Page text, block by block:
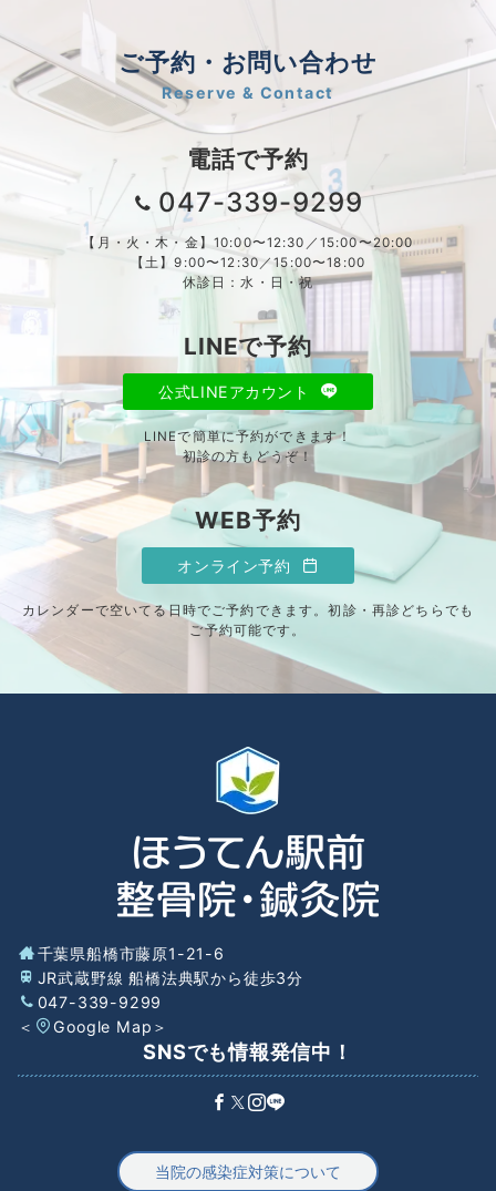
ご予約・お問い合わせ
Reserve & Contact
電話で予約
047-339-9299
【月・火・木・金】10:00〜12:30／15:00〜20:00
【土】9:00〜12:30／15:00〜18:00
休診日：水・日・祝
LINEで予約
公式LINEアカウント
LINEで簡単に予約ができます！
初診の方もどうぞ！
WEB予約
オンライン予約
カレンダーで空いてる日時でご予約できます。初診・再診どちらでも
ご予約可能です。
千葉県船橋市藤原1-21-6
JR武蔵野線 船橋法典駅から徒歩3分
047-339-9299
＜
Google Map ＞
SNSでも情報発信中！
当院の感染症対策について